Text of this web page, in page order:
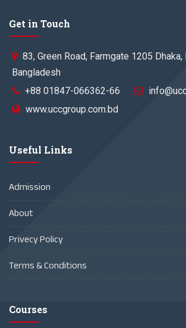
Get in Touch
83, Green Road, Farmgate 1205
Bangladesh
+88 01847-066362-66
www.uccgroup.com.bd
Useful Links
Admission
About
Privecy Policy
Terms & Conditions
Courses